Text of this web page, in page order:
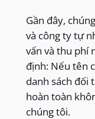
Gần đây,
và công ty tự
vấn và thu phí
định: Nếu tên
danh sách đối
hoàn toàn
chúng tôi.